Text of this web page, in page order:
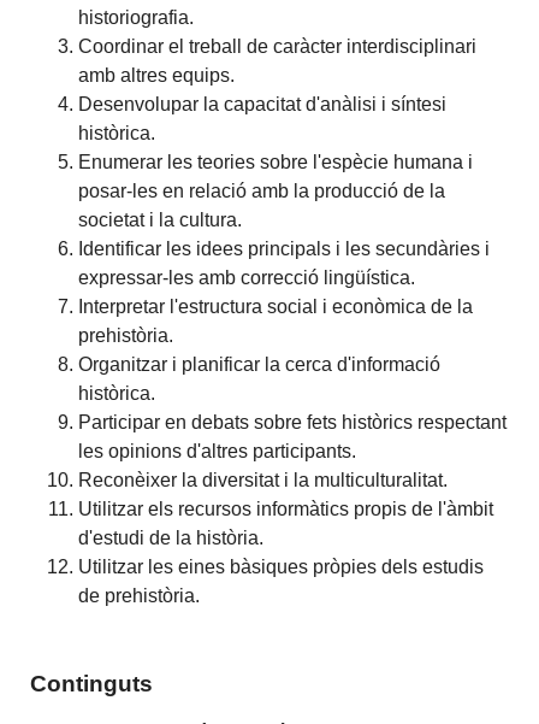
historiografia.
Coordinar el treball de caràcter interdisciplinari
amb altres equips.
Desenvolupar la capacitat d'anàlisi i síntesi
històrica.
Enumerar les teories sobre l'espècie humana i
posar-les en relació amb la producció de la
societat i la cultura.
Identificar les idees principals i les secundàries i
expressar-les amb correcció lingüística.
Interpretar l'estructura social i econòmica de la
prehistòria.
Organitzar i planificar la cerca d'informació
històrica.
Participar en debats sobre fets històrics respectant
les opinions d'altres participants.
Reconèixer la diversitat i la multiculturalitat.
Utilitzar els recursos informàtics propis de l'àmbit
d'estudi de la història.
Utilitzar les eines bàsiques pròpies dels estudis
de prehistòria.
Continguts